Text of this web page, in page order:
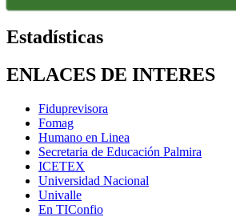
Estadísticas
ENLACES DE INTERES
Fiduprevisora
Fomag
Humano en Linea
Secretaria de Educación Palmira
ICETEX
Universidad Nacional
Univalle
En TIConfio